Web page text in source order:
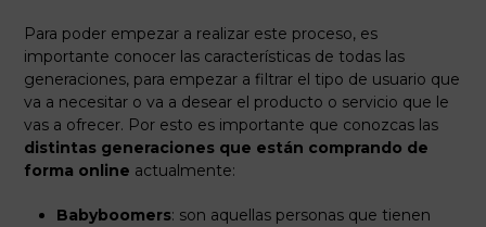
Para poder empezar a realizar este proceso, es
importante conocer las características de todas las
generaciones, para empezar a filtrar el tipo de usuario que
va a necesitar o va a desear el producto o servicio que le
vas a ofrecer. Por esto es importante que conozcas las
distintas generaciones que están comprando de
forma online actualmente:
Babyboomers: son aquellas personas que tienen